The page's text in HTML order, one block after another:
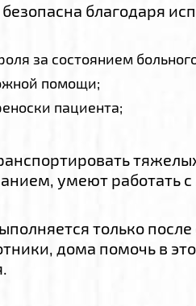
безопасна благодаря
за состоянием
помощи;
пациента;
умеют работать
только
дома помочь в